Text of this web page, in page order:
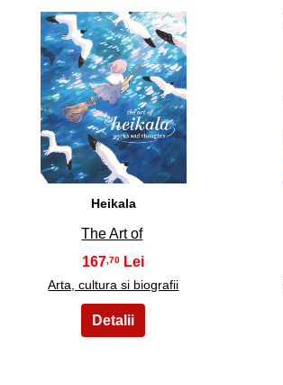
24
Heikala
The Art of
167 ,70
Arta, cultura si biografii